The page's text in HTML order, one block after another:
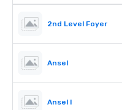
2nd Level Foyer
Ansel
Ansel I